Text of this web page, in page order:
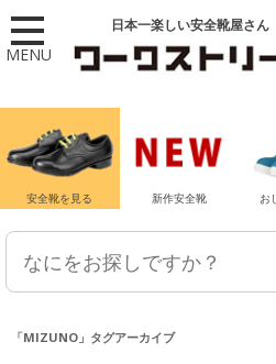
MENU
日本一楽しい安全靴屋さん
安全靴を見る 新作安全靴 お
「MIZUNO 」タグアーカイブ